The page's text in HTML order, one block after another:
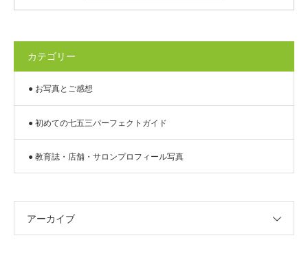
カテゴリー
● お写真とご感想
● 初めての七五三パーフェクトガイド
● 教育誌・店舗・サロンプロフィール写真
アーカイブ